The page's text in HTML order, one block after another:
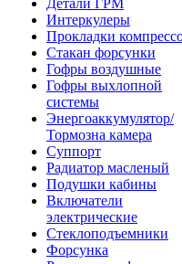
Детали ГРМ
Интеркулеры
Прокладки
Стакан форсунки
Гофры воздушные
Гофры выхлопной
системы
Энергоаккумулятор/
Тормозна камера
Суппорт
Радиатор масленый
Подушки кабины
Включатели
электрические
Стеклоподъемники
Форсунка